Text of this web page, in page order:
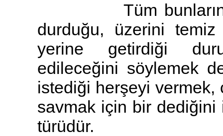
Tüm bunların
durduğu, üzerini
yerine getirdiği
edileceğini söylemek
istediği herşeyi
savmak için bir
türüdür.